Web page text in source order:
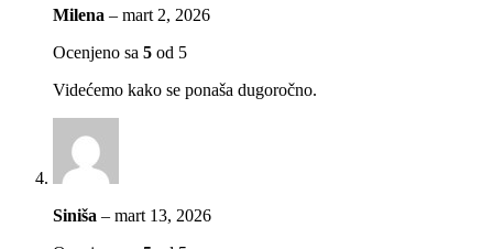
Milena – mart 2, 2026
Ocenjeno sa 5 od 5
Videćemo kako se ponaša dugoročno.
Siniša – mart 13, 2026